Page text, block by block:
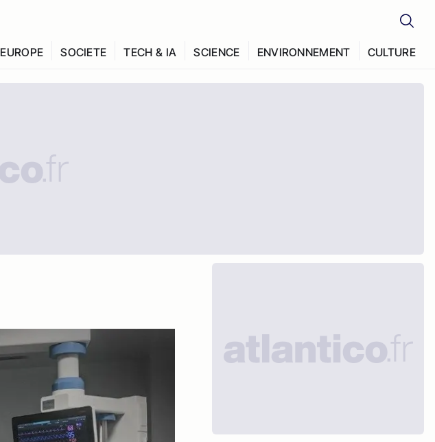
EUROPE SOCIETE TECH & IA SCIENCE ENVIRONNEMENT CULTURE